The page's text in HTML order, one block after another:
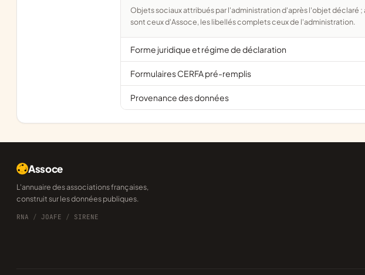
Objets sociaux attribués par l'administration d'après l'objet déclaré ; activité NAF attribuée par l'INSEE. Les noms courts
sont ceux d'Assoce, les libellés complets ceux de l'administration.
Forme juridique et régime de déclaration
Formulaires CERFA pré-remplis
Provenance des données
Assoce
L'annuaire des associations françaises,
construit sur les données publiques.
RNA / JOAFE / SIRENE